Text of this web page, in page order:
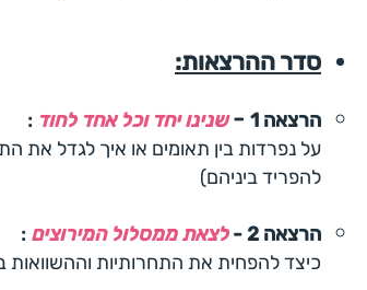
סדר ההרצאות:
הרצאה 1 -שנינו יחד וכל אחד לחוד :
על נפרדות בין תאומים או איך לגדל את
להפריד ביניהם)
הרצאה 2 - לצאת ממסלול המירוצים :
כיצד להפחית את התחרותיות